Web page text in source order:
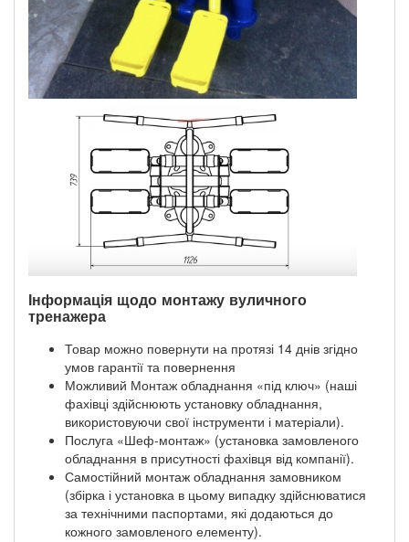
Інформація щодо монтажу вуличного
тренажера
Товар можно повернути на протязі 14 днів згідно
умов гарантії та повернення
Можливий Монтаж обладнання «під ключ» (наші
фахівці здійснюють установку обладнання,
використовуючи свої інструменти і матеріали).
Послуга «Шеф-монтаж» (установка замовленого
обладнання в присутності фахівця від компанії).
Самостійний монтаж обладнання замовником
(збірка і установка в цьому випадку здійснюватися
за технічними паспортами, які додаються до
кожного замовленого елементу).